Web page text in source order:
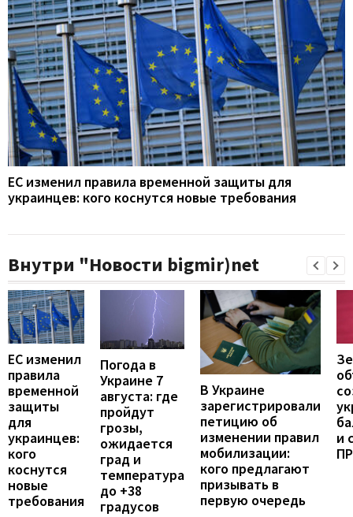
ЕС изменил правила временной защиты для
украинцев: кого коснутся новые требования
Внутри "Новости bigmir)net
ЕС изменил
правила
временной
защиты
для
украинцев:
кого
коснутся
новые
требования
Погода в
Украине 7
августа: где
пройдут
грозы,
ожидается
град и
температура
до +38
градусов
В Украине
зарегистрировали
петицию об
изменении правил
мобилизации:
кого предлагают
призывать в
первую очередь
и